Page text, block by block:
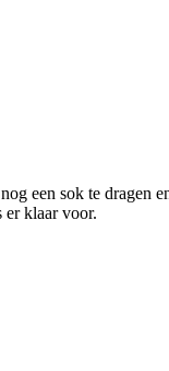
een sok te dragen
er klaar voor.